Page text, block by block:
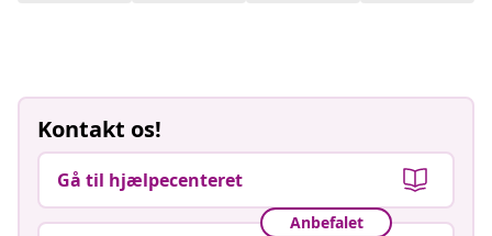
Kontakt os!
Gå til hjælpecenteret
Anbefalet